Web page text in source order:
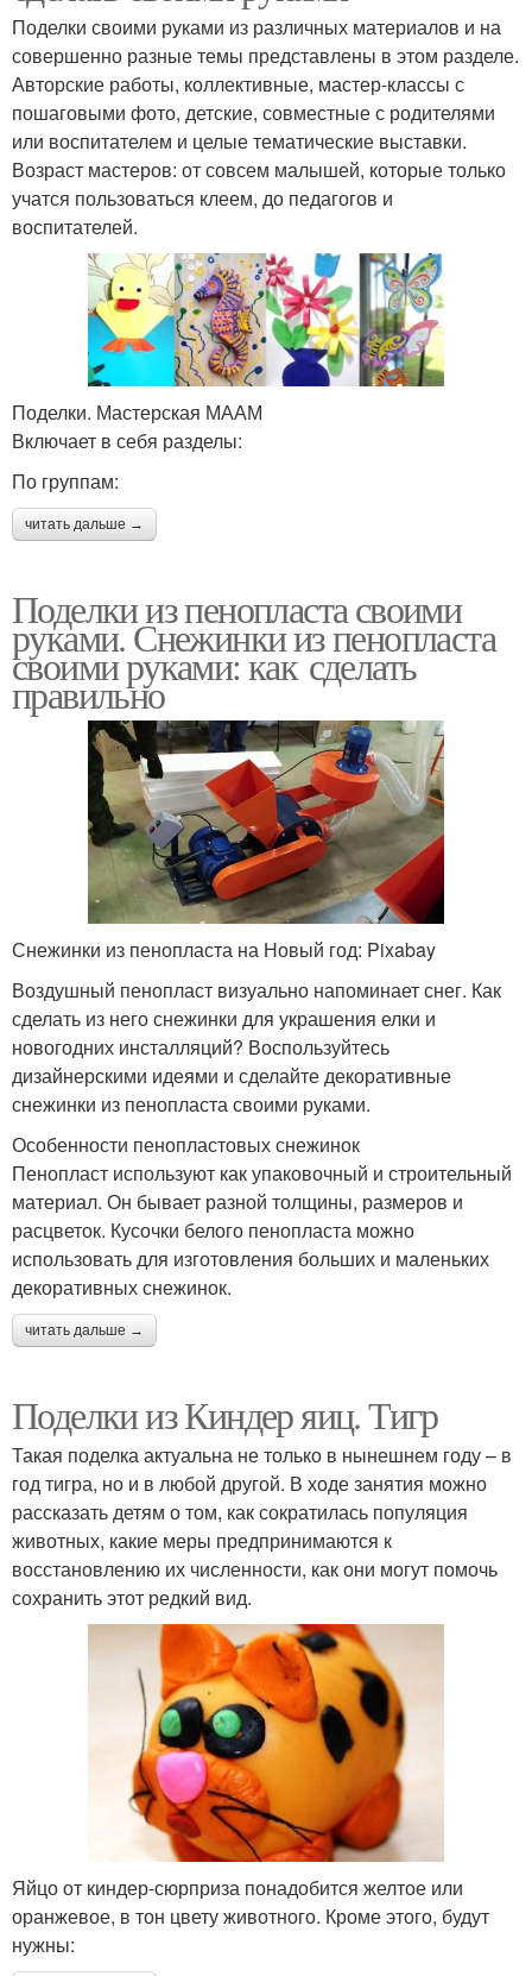
Поделки своими руками из различных материалов и на
совершенно разные темы представлены в этом разделе.
Авторские работы, коллективные, мастер-классы с
пошаговыми фото, детские, совместные с родителями
или воспитателем и целые тематические выставки.
Возраст мастеров: от совсем малышей, которые только
учатся пользоваться клеем, до педагогов и
воспитателей.
Поделки. Мастерская МААМ
Включает в себя разделы:
По группам:
читать дальше →
Поделки из пенопласта своими
руками. Снежинки из пенопласта
своими руками: как сделать
правильно
Снежинки из пенопласта на Новый год: Pixabay
Воздушный пенопласт визуально напоминает снег. Как
сделать из него снежинки для украшения елки и
новогодних инсталляций? Воспользуйтесь
дизайнерскими идеями и сделайте декоративные
снежинки из пенопласта своими руками.
Особенности пенопластовых снежинок
Пенопласт используют как упаковочный и строительный
материал. Он бывает разной толщины, размеров и
расцветок. Кусочки белого пенопласта можно
использовать для изготовления больших и маленьких
декоративных снежинок.
читать дальше →
Поделки из Киндер яиц. Тигр
Такая поделка актуальна не только в нынешнем году – в
год тигра, но и в любой другой. В ходе занятия можно
рассказать детям о том, как сократилась популяция
животных, какие меры предпринимаются к
восстановлению их численности, как они могут помочь
сохранить этот редкий вид.
Яйцо от киндер-сюрприза понадобится желтое или
оранжевое, в тон цвету животного. Кроме этого, будут
нужны: